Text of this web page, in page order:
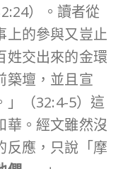
）。讀者從
上的參與又豈止
姓交出來的金環
築壇，並且宣
」（32:4-5）這
華。經文雖然沒
反應，只說「摩